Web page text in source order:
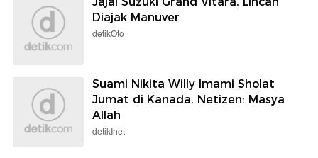
Diajak Manuver
detikOto
Suami Nikita Willy Imami Sholat
Jumat di Kanada, Netizen: Masya
Allah
detikInet